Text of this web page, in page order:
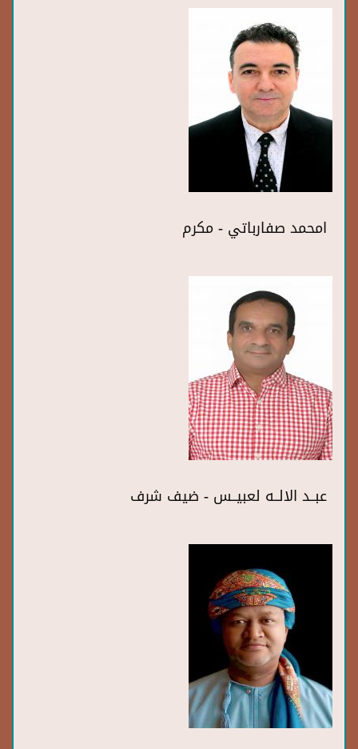
امحمد صفارباتي - مكرم
عبــد الالــه لعبيــس - ضيف شرف